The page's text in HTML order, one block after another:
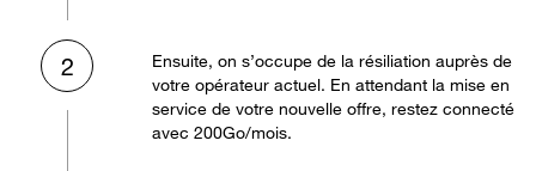
2
Ensuite, on s’occupe de la résiliation auprès de
votre opérateur actuel. En attendant la mise en
service de votre nouvelle offre, restez connecté
avec 200Go/mois.